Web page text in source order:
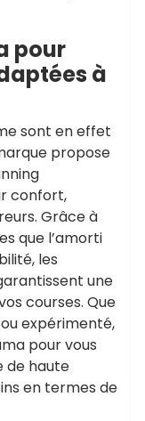
pour
à
sont en effet
propose
confort,
Grâce à
que l’amorti
les
une
courses. Que
expérimenté,
pour vous
de haute
en termes de